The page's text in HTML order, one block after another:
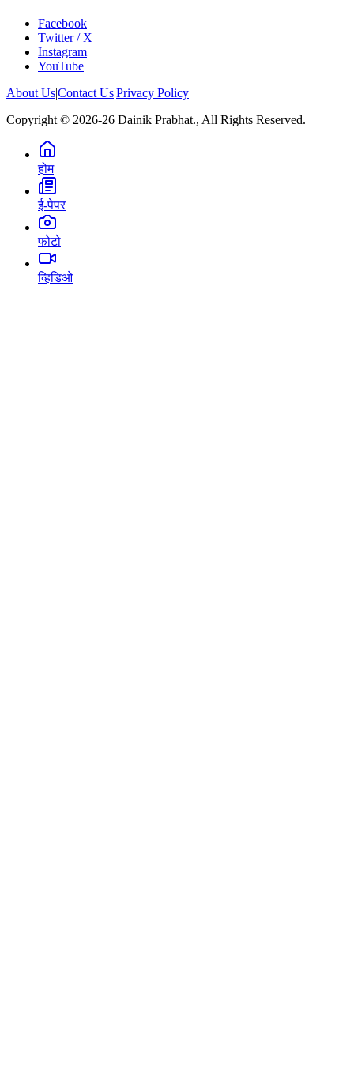
Facebook
Twitter / X
Instagram
YouTube
About Us|Contact Us|Privacy Policy
Copyright © 2026-26 Dainik Prabhat., All Rights Reserved.
होम
ई-पेपर
फोटो
व्हिडिओ